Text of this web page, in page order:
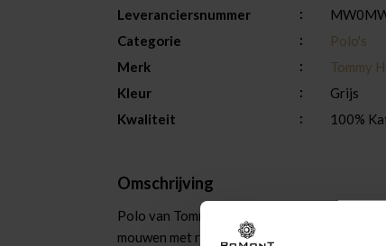
Leveranciersnummer
Categorie
Polo's
Merk
Tommy
Kleur
Grijs
Kwaliteit
100%
Omschrijving
Polo van Tommy Hilfiger met een regular
mouwen met ribgebreide boorden. Het